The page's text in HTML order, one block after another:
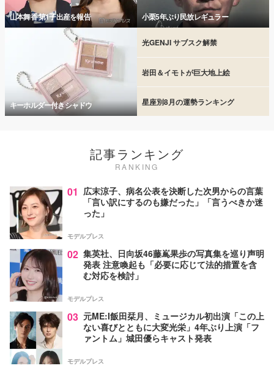
山本舞香 第1子出産を報告 小栗5年ぶり民放レギュラー
キーホルダー付きシャドウ
光GENJI サブスク解禁
岩田＆イモトが巨大地上絵
星座別8月の運勢ランキング
記事ランキング
RANKING
01 広末涼子、病名公表を決断した次男からの言葉
「言い訳にするのも嫌だった」「言うべきか迷
った」
モデルプレス
02 集英社、日向坂46藤嶌果歩の写真集を巡り声明
発表 注意喚起も「必要に応じて法的措置を含
む対応を検討」
モデルプレス
03 元ME:I飯田栞月、ミュージカル初出演「この上
ない喜びとともに大変光栄」4年ぶり上演「フ
ァントム」城田優らキャスト発表
モデルプレス